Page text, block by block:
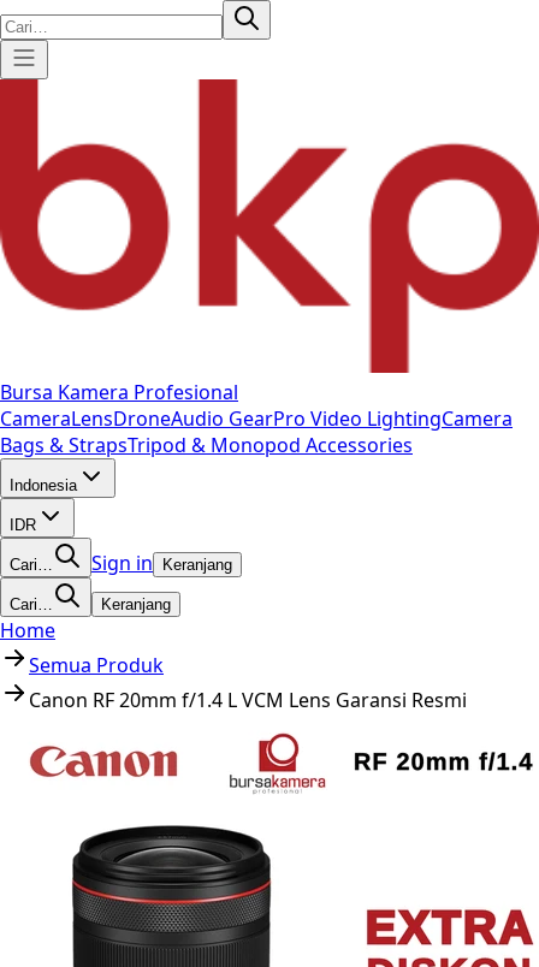
Bursa Kamera Profesional
CameraLensDroneAudio GearPro Video LightingCamera
Bags & StrapsTripod & Monopod Accessories
Indonesia
IDR
Cari… Sign in Keranjang
Cari… Keranjang
Home
Semua Produk
Canon RF 20mm f/1.4 L VCM Lens Garansi Resmi